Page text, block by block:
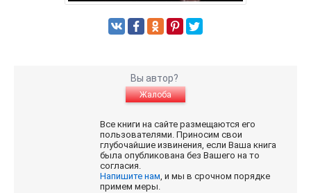
Вы автор?
Жалоба
Все книги на сайте размещаются его
пользователями. Приносим свои
глубочайшие извинения, если Ваша книга
была опубликована без Вашего на то
согласия.
Напишите нам, и мы в срочном порядке
примем меры.